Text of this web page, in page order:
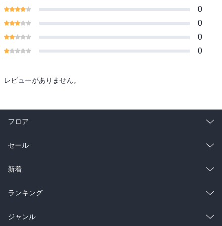
0
0
0
0
レビューがありません。
フロア
総合
ラノベ
雑誌・グラビア
BL・TL
セール
総合
ラノベ
雑誌・グラビア
新着
総合
ラノベ
ランキング
総合
ジャンル